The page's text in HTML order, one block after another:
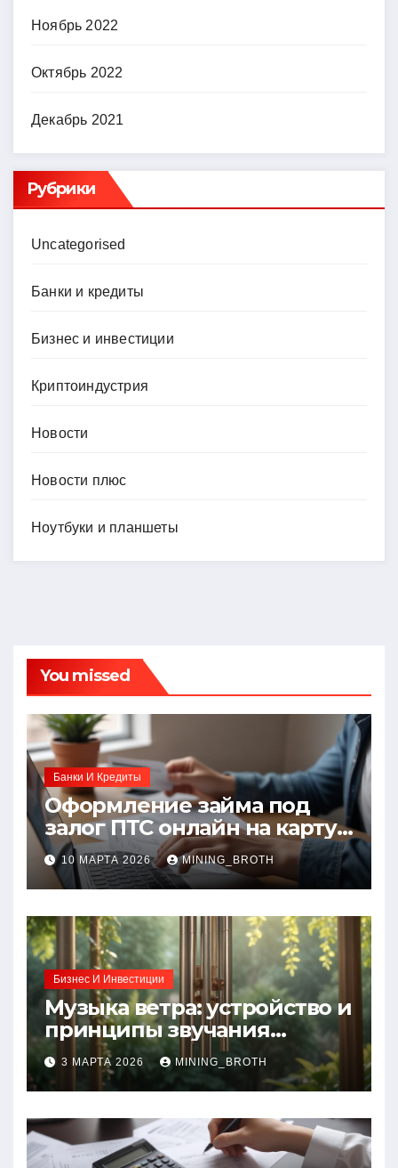
Ноябрь 2022
Октябрь 2022
Декабрь 2021
Рубрики
Uncategorised
Банки и кредиты
Бизнес и инвестиции
Криптоиндустрия
Новости
Новости плюс
Ноутбуки и планшеты
You missed
Банки И Кредиты
Оформление займа под
залог ПТС онлайн на карту
без визита в офис: порядок,
требования и документы
10 МАРТА 2026 MINING_BROTH
Бизнес И Инвестиции
Музыка ветра: устройство и
принципы звучания
колокольчиков
3 МАРТА 2026 MINING_BROTH